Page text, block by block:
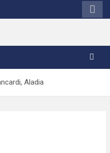
Aladia